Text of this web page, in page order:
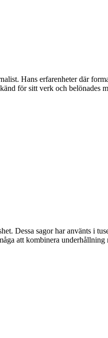
Hans erfarenheter där
för sitt verk och belönades
Dessa sagor har använts i
att kombinera